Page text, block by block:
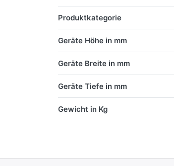
Produktkategorie
Geräte Höhe in mm
Geräte Breite in mm
Geräte Tiefe in mm
Gewicht in Kg